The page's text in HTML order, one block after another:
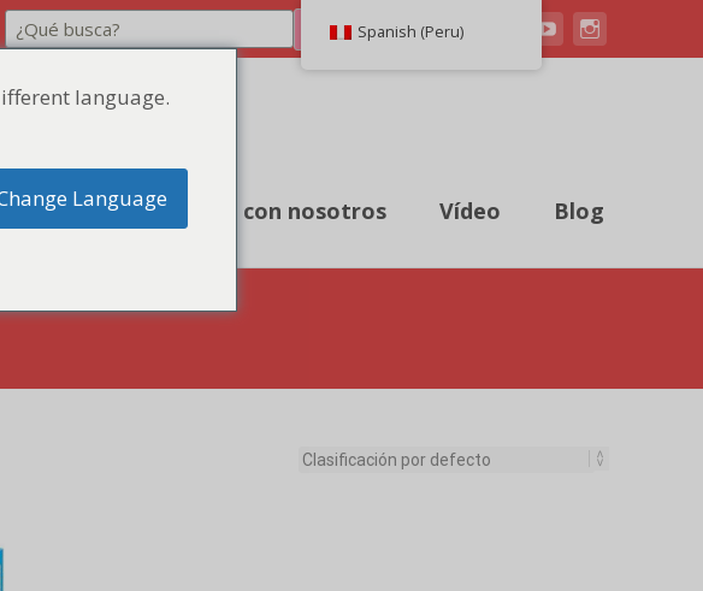
Buscar en
rápido Contacte con nosotros Vídeo Blog
Spanish (Peru)
language.
Language